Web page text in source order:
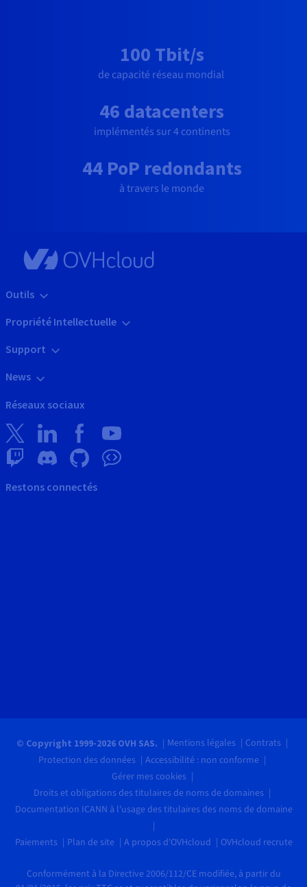
100 Tbit/s
de capacité réseau mondial
46 datacenters
implémentés sur 4 continents
44 PoP redondants
à travers le monde
Outils
Propriété Intellectuelle
Support
News
Réseaux sociaux
Restons connectés
© Copyright 1999-2026 OVH SAS. Mentions légales
Contrats
Protection des données
Accessibilité : non conforme
Gérer mes cookies
Droits et obligations des titulaires de noms de domaines
Documentation ICANN à l'usage des titulaires des noms de domaine
Paiements Plan de site A propos d'OVHcloud OVHcloud recrute
Conformément à la Directive 2006/112/CE modifiée, à partir du